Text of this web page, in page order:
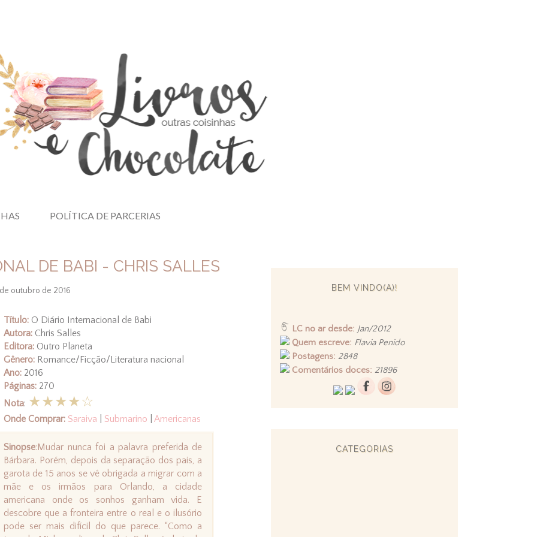
POLÍTICA DE PARCERIAS
DE BABI - CHRIS SALLES
outubro de 2016
Título: O Diário Internacional de Babi
Autora: Chris Salles
Editora: Outro Planeta
Gênero: Romance/Ficção/Literatura nacional
Ano: 2016
Páginas: 270
Nota: ★★★★☆
Onde Comprar: Saraiva Submarino Americanas
Sinopse:Mudar nunca foi a palavra preferida de
Bárbara. Porém, depois da separação dos pais, a
garota de 15 anos se vê obrigada a migrar com a
mãe e os irmãos para Orlando, a cidade
americana onde os sonhos ganham vida. E
descobre que a fronteira entre o real e o ilusório
pode ser mais difícil do que parece. “Como a
BEM VINDO(A)!
LC no ar desde: Jan/2012
Quem escreve: Flavia Penido
Postagens: 2848
Comentários doces: 21896
CATEGORIAS